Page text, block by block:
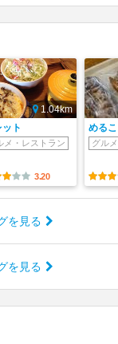
1.04km
ット
メ・レストラン
3.20
める
グル
を見る
を見る